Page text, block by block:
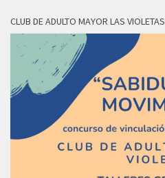
CLUB DE ADULTO MAYOR LAS VIOLETAS